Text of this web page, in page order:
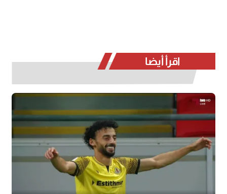
اقرأ أيضا